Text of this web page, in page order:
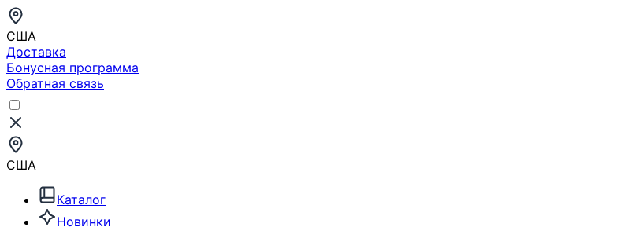
США
Доставка
Бонусная программа
Обратная связь
США
Каталог
Новинки